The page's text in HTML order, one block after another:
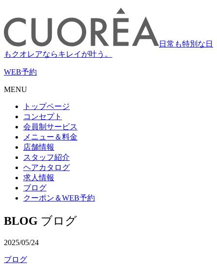
日常も特別な日
もクオレアならキレイが叶う。
WEB予約
MENU
トップページ
コンセプト
会員制サービス
メニュー＆料金
店舗情報
スタッフ紹介
ヘアカタログ
求人情報
ブログ
クーポン＆WEB予約
BLOG ブログ
2025/05/24
ブログ